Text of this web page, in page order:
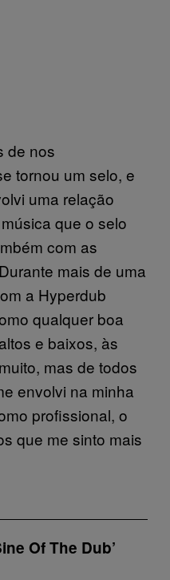
de nos
tornou um selo, e
uma relação
que o selo
com as
mais de uma
a Hyperdub
qualquer boa
e baixos, às
mas de todos
envolvi na minha
profissional, o
que me sinto mais
Of The Dub’